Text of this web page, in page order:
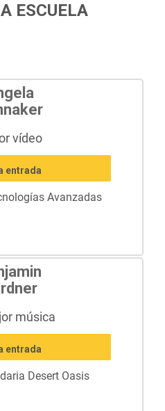
ESCUELA
vídeo
entrada
Avanzadas
música
entrada
Desert Oasis